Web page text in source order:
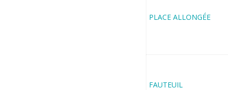
PLACE ALLONGÉE
FAUTEUIL